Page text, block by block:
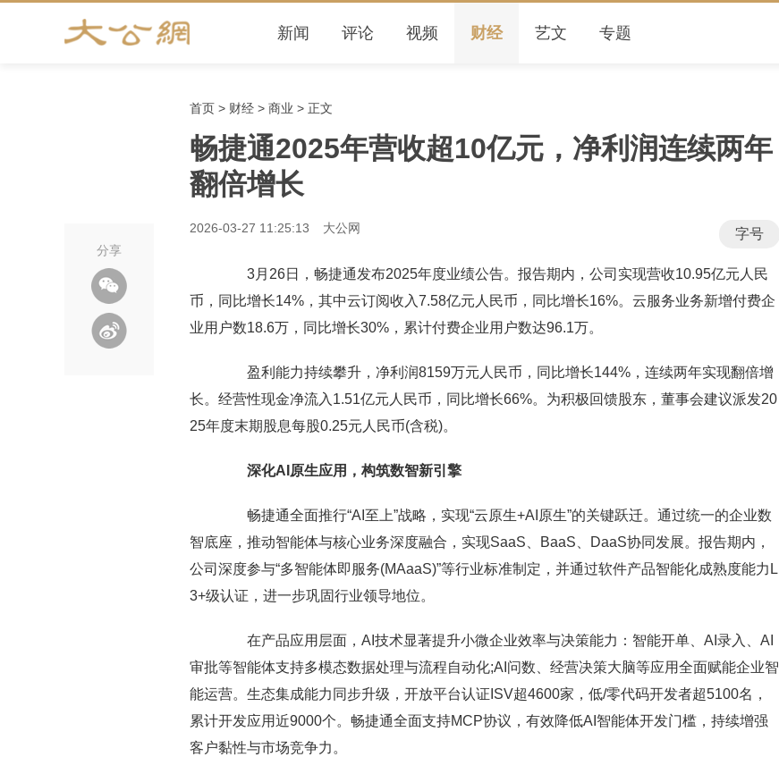
新闻 评论 视频 财经 艺文 专题
首页 > 财经 > 商业 > 正文
畅捷通2025年营收超10亿元，净利润连续两年
翻倍增长
2026-03-27 11:25:13 大公网 字号
分享
3月26日，畅捷通发布2025年度业绩公告。报告期内，公司实现营收10.95亿元人民
币，同比增长14%，其中云订阅收入7.58亿元人民币，同比增长16%。云服务业务新增付费企
业用户数18.6万，同比增长30%，累计付费企业用户数达96.1万。
盈利能力持续攀升，净利润8159万元人民币，同比增长144%，连续两年实现翻倍增
长。经营性现金净流入1.51亿元人民币，同比增长66%。为积极回馈股东，董事会建议派发20
25年度末期股息每股0.25元人民币(含税)。
深化AI原生应用，构筑数智新引擎
畅捷通全面推行“AI至上”战略，实现“云原生+AI原生”的关键跃迁。通过统一的企业数
智底座，推动智能体与核心业务深度融合，实现SaaS、BaaS、DaaS协同发展。报告期内，
公司深度参与“多智能体即服务(MAaaS)”等行业标准制定，并通过软件产品智能化成熟度能力L
3+级认证，进一步巩固行业领导地位。
在产品应用层面，AI技术显著提升小微企业效率与决策能力：智能开单、AI录入、AI
审批等智能体支持多模态数据处理与流程自动化;AI问数、经营决策大脑等应用全面赋能企业智
能运营。生态集成能力同步升级，开放平台认证ISV超4600家，低/零代码开发者超5100名，
累计开发应用近9000个。畅捷通全面支持MCP协议，有效降低AI智能体开发门槛，持续增强
客户黏性与市场竞争力。